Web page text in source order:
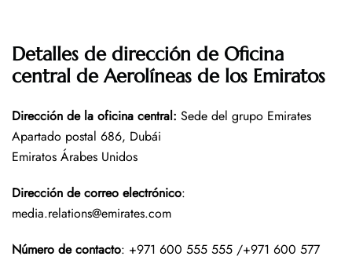
Detalles de dirección de Oficina
central de Aerolíneas de los Emiratos
Dirección de la oficina central: Sede del grupo Emirates
Apartado postal 686, Dubái
Emiratos Árabes Unidos
Dirección de correo electrónico:
media.relations@emirates.com
Número de contacto: +971 600 555 555 /+971 600 577